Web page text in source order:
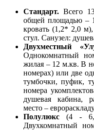
Стандарт. Всего
общей площадью –
кровать (1,2* 2,0
стул. Санузел:
Двухместный
Однокомнатный
жилая – 12 м.кв. В
номерах) или две
тумбочки, пуфик,
номера
душевая кабина,
место –
Полулюкс(4 - 6,
Двухкомнатный